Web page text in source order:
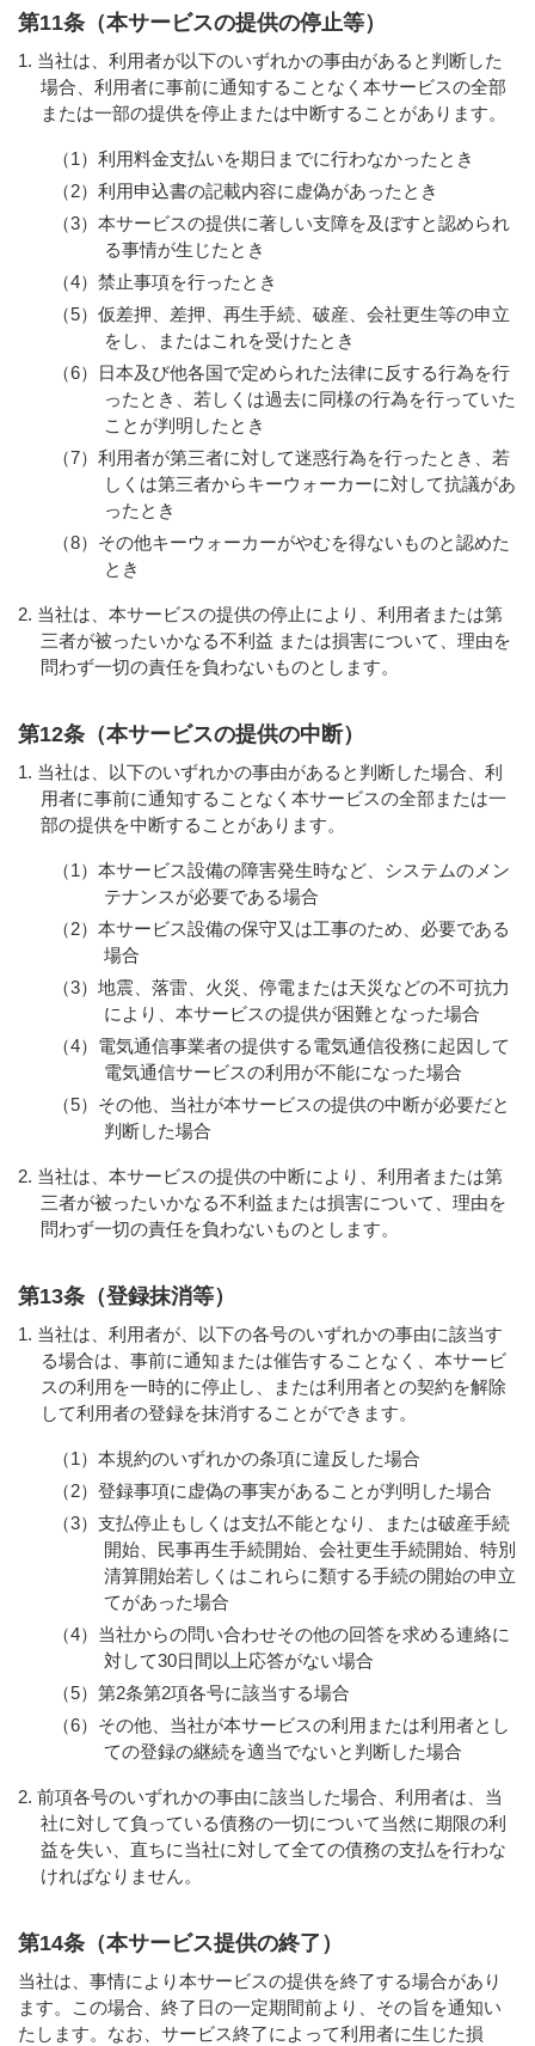
第11条（本サービスの提供の停止等）
当社は、利用者が以下のいずれかの事由があると判断した
場合、利用者に事前に通知することなく本サービスの全部
または一部の提供を停止または中断することがあります。
（1）利用料金支払いを期日までに行わなかったとき
（2）利用申込書の記載内容に虚偽があったとき
（3）本サービスの提供に著しい支障を及ぼすと認められ
る事情が生じたとき
（4）禁止事項を行ったとき
（5）仮差押、差押、再生手続、破産、会社更生等の申立
をし、またはこれを受けたとき
（6）日本及び他各国で定められた法律に反する行為を行
ったとき、若しくは過去に同様の行為を行っていた
ことが判明したとき
（7）利用者が第三者に対して迷惑行為を行ったとき、若
しくは第三者からキーウォーカーに対して抗議があ
ったとき
（8）その他キーウォーカーがやむを得ないものと認めた
とき
当社は、本サービスの提供の停止により、利用者または第
三者が被ったいかなる不利益 または損害について、理由を
問わず一切の責任を負わないものとします。
第12条（本サービスの提供の中断）
当社は、以下のいずれかの事由があると判断した場合、利
用者に事前に通知することなく本サービスの全部または一
部の提供を中断することがあります。
（1）本サービス設備の障害発生時など、システムのメン
テナンスが必要である場合
（2）本サービス設備の保守又は工事のため、必要である
場合
（3）地震、落雷、火災、停電または天災などの不可抗力
により、本サービスの提供が困難となった場合
（4）電気通信事業者の提供する電気通信役務に起因して
電気通信サービスの利用が不能になった場合
（5）その他、当社が本サービスの提供の中断が必要だと
判断した場合
当社は、本サービスの提供の中断により、利用者または第
三者が被ったいかなる不利益または損害について、理由を
問わず一切の責任を負わないものとします。
第13条（登録抹消等）
当社は、利用者が、以下の各号のいずれかの事由に該当す
る場合は、事前に通知または催告することなく、本サービ
スの利用を一時的に停止し、または利用者との契約を解除
して利用者の登録を抹消することができます。
（1）本規約のいずれかの条項に違反した場合
（2）登録事項に虚偽の事実があることが判明した場合
（3）支払停止もしくは支払不能となり、または破産手続
開始、民事再生手続開始、会社更生手続開始、特別
清算開始若しくはこれらに類する手続の開始の申立
てがあった場合
（4）当社からの問い合わせその他の回答を求める連絡に
対して30日間以上応答がない場合
（5）第2条第2項各号に該当する場合
（6）その他、当社が本サービスの利用または利用者とし
ての登録の継続を適当でないと判断した場合
前項各号のいずれかの事由に該当した場合、利用者は、当
社に対して負っている債務の一切について当然に期限の利
益を失い、直ちに当社に対して全ての債務の支払を行わな
ければなりません。
第14条（本サービス提供の終了）
当社は、事情により本サービスの提供を終了する場合があり
ます。この場合、終了日の一定期間前より、その旨を通知い
たします。なお、サービス終了によって利用者に生じた損